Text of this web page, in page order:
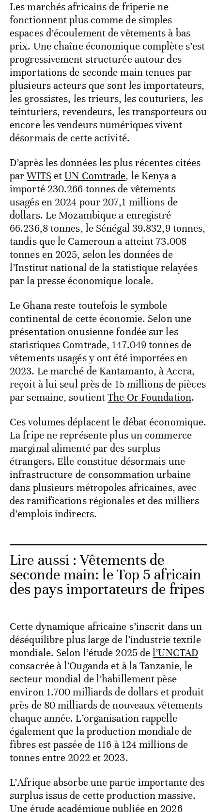
Les marchés africains de friperie ne
fonctionnent plus comme de simples
espaces d’écoulement de vêtements à bas
prix. Une chaîne économique complète s’est
progressivement structurée autour des
importations de seconde main tenues par
plusieurs acteurs que sont les importateurs,
les grossistes, les trieurs, les couturiers, les
teinturiers, revendeurs, les transporteurs ou
encore les vendeurs numériques vivent
désormais de cette activité.
D’après les données les plus récentes citées
parWITSetUN Comtrade, le Kenya a
importé 230.266 tonnes de vêtements
usagés en 2024 pour 207,1 millions de
dollars. Le Mozambique a enregistré
66.236,8 tonnes, le Sénégal 39.832,9 tonnes,
tandis que le Cameroun a atteint 73.008
tonnes en 2025, selon les données de
l’Institut national de la statistique relayées
par la presse économique locale.
Le Ghana reste toutefois le symbole
continental de cette économie. Selon une
présentation onusienne fondée sur les
statistiques Comtrade, 147.049 tonnes de
vêtements usagés y ont été importées en
2023. Le marché de Kantamanto, à Accra,
reçoit à lui seul près de 15 millions de pièces
par semaine, soutientThe Or Foundation.
Ces volumes déplacent le débat économique.
La fripe ne représente plus un commerce
marginal alimenté par des surplus
étrangers. Elle constitue désormais une
infrastructure de consommation urbaine
dans plusieurs métropoles africaines, avec
des ramifications régionales et des milliers
d’emplois indirects.
Lire aussi :Vêtements de
seconde main: le Top 5 africain
des pays importateurs de fripes
Cette dynamique africaine s’inscrit dans un
déséquilibre plus large de l’industrie textile
mondiale. Selon l’étude 2025 del’UNCTAD
consacrée à l’Ouganda et à la Tanzanie, le
secteur mondial de l’habillement pèse
environ 1.700 milliards de dollars et produit
près de 80 milliards de nouveaux vêtements
chaque année. L’organisation rappelle
également que la production mondiale de
fibres est passée de 116 à 124 millions de
tonnes entre 2022 et 2023.
L’Afrique absorbe une partie importante des
surplus issus de cette production massive.
Une étude académique publiée en 2026